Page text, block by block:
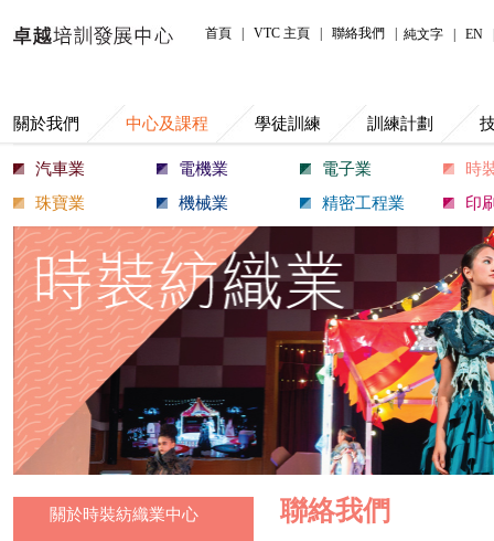
首頁 VTC 主頁 聯絡我們 純文字 EN
關於我們 中心及課程 學徒訓練 訓練計劃
中心及課程
汽車業 電機業 電子業
時
珠寶業
機械業 精密工程業 印
關於時裝紡織業中心 聯絡我們